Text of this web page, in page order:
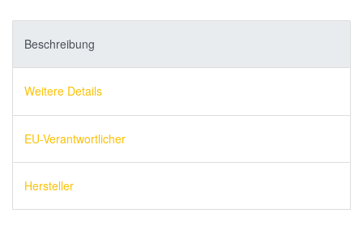
Beschreibung
Weitere Details
EU-Verantwortlicher
Hersteller